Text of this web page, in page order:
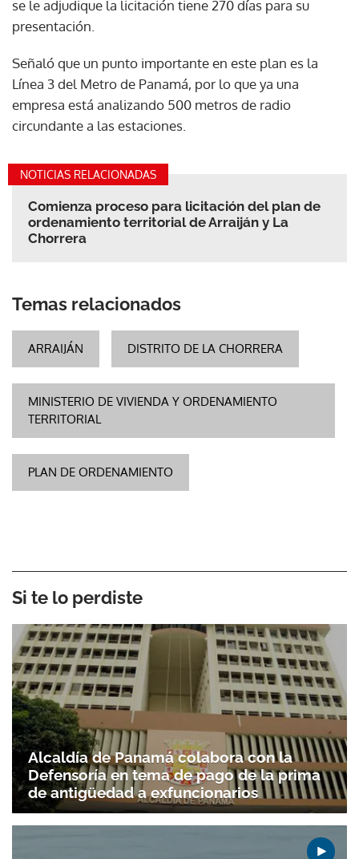
se le adjudique la licitación tiene 270 días para su
presentación.
Señaló que un punto importante en este plan es la
Línea 3 del Metro de Panamá, por lo que ya una
empresa está analizando 500 metros de radio
circundante a las estaciones.
NOTICIAS RELACIONADAS
Comienza proceso para licitación del plan de
ordenamiento territorial de Arraiján y La
Chorrera
Temas relacionados
ARRAIJÁN DISTRITO DE LA CHORRERA
MINISTERIO DE VIVIENDA Y ORDENAMIENTO
TERRITORIAL
PLAN DE ORDENAMIENTO
Si te lo perdiste
Alcaldía de Panamá colabora con la
Defensoría en tema de pago de la prima
de antigüedad a exfuncionarios